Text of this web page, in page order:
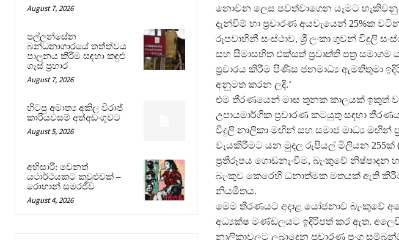
August 7, 2026
පල්ලන්සේන
බන්ධනාගාරයේ තත්ත්වය
පාලනය කිරීම සඳහා කඳුළු
ගෑස් ප්‍රහාර
August 7, 2026
හිටපු අමාත්‍ය අකිල විරාජ්
කාරියවසම් අත්අඩංගුවට
August 5, 2026
අභිසාරී: වෙනත්
යථාර්ථයකට කවුළුවක් –
රොහාන් සමරජීව
August 4, 2026
නොවන ලෙස පවත්වාගෙන යෑමට හැකිවනු
දැන්වීම් හා ප්‍රචාරණ අයවැයෙන් 25%ක
රූපවාහිනී සංස්ථාව, ශ්‍රී ලංකා ගුවන් විදුලි
සහ සීමාසහිත එක්සත් ප්‍රවෘත්ති පත්‍ර
ප්‍රචාරය කිරීම පිණිස ජනමාධ්‍ය ඇමතිතුමා
අනුමත කරන ලදි.’
එම තීරණයෙන් මාස තුනක කාලයක් ඉකුත්
උපායමාර්ගික ප්‍රචාරණ කටයුතු සඳහා
විදුලි නාලිකා මඟින් සහ සමාජ මාධ්‍ය මඟින්
වැයකිරීමට යන මුදල රුපියල් මිලියන 255ක්
ප්‍රතිරූපය ගොඩනැංවීම, බැංකුවේ නිෂ්පාදන
බැංකුව කෙරෙහි ධනාත්මක මතයක් ඇති
නියමිතය.
මෙම තීරණයට අදාළ යෝජනාව බැංකුවේ
අධ්‍යක්ෂ මණ්ඩලයට ඉදිරිපත් කර ඇත.
නාලිකාවලට ලබාදෙන ප්‍රචාරණ පංගු